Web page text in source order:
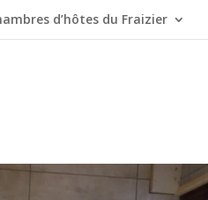
d’hôtes du Fraizier